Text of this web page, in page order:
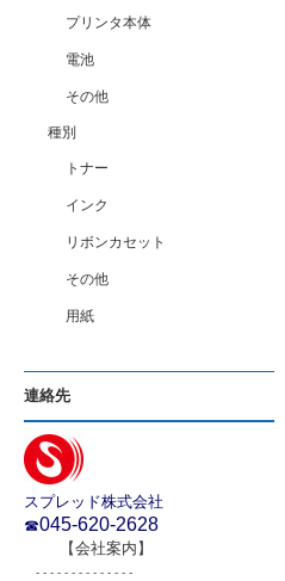
プリンタ本体
電池
その他
種別
トナー
インク
リボンカセット
その他
用紙
連絡先
スプレッド株式会社
☎045-620-2628
【会社案内 】
- - - - - - - - - - - - - -